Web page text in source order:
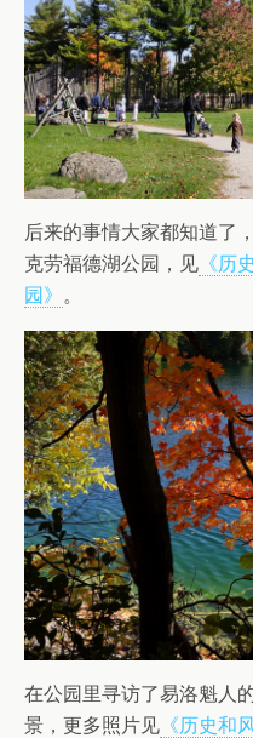
后来的事情大家都知道了
克劳福德湖公园，见 《历
园》 。
在公园里寻访了易洛魁人
景，更多照片见 《历史和